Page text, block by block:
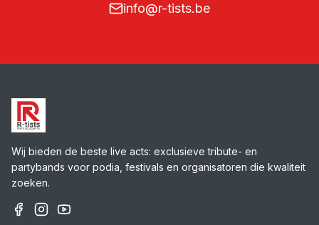
info@r-tists.be
Wij bieden de beste live acts: exclusieve tribute- en
partybands voor podia, festivals en organisatoren die kwaliteit
zoeken.